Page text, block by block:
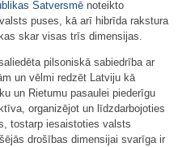
Satversmē noteikto
puses, kā arī hibrīda rakstura
skar visas trīs dimensijas.
pilsoniskā sabiedrība ar
un vēlmi redzēt Latviju kā
un Rietumu pasaulei piederīgu
organizējot un līdzdarbojoties
tostarp iesaistoties valsts
drošības dimensijai svarīga ir